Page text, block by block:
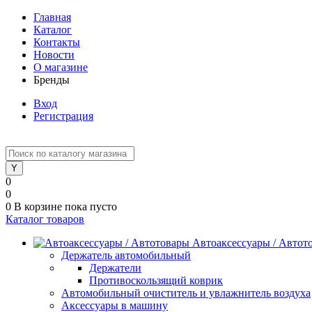
Главная
Каталог
Контакты
Новости
О магазине
Бренды
Вход
Регистрация
0
0
0 В корзине пока пусто
Каталог товаров
Автоаксессуары /
Держатель автомобильный
Держатели
Противоскользящий коврик
Автомобильный очиститель и увлажнитель воздуха
Аксессуары в машину